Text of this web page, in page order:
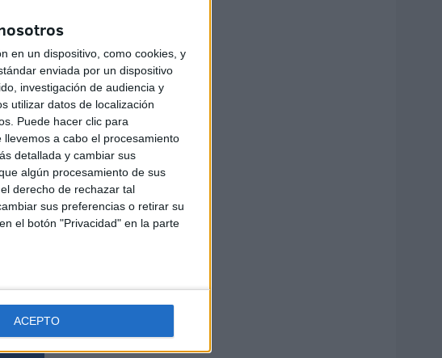
en un dispositivo, como cookies, y
enviada por un dispositivo
investigación de audiencia y
utilizar datos de localización
Puede hacer clic para
a cabo el procesamiento
detallada y cambiar sus
algún procesamiento de sus
derecho de rechazar tal
sus preferencias o retirar su
el botón "Privacidad" en la parte
ACEPTO